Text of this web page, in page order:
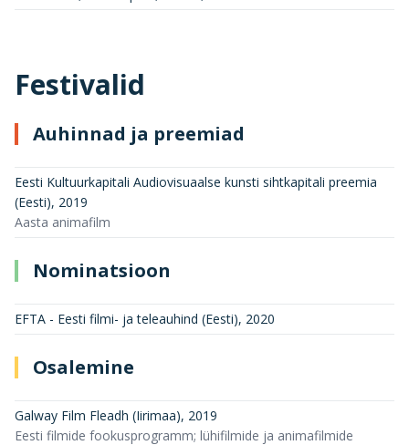
Festivalid
Auhinnad ja preemiad
Eesti Kultuurkapitali Audiovisuaalse kunsti sihtkapitali preemia
(Eesti), 2019
Aasta animafilm
Nominatsioon
EFTA - Eesti filmi- ja teleauhind (Eesti), 2020
Osalemine
Galway Film Fleadh (Iirimaa), 2019
Eesti filmide fookusprogramm; lühifilmide ja animafilmide